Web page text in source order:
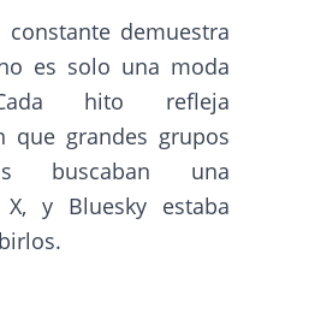
constante demuestra
es solo una moda
hito refleja
que grandes grupos
buscaban una
y Bluesky estaba